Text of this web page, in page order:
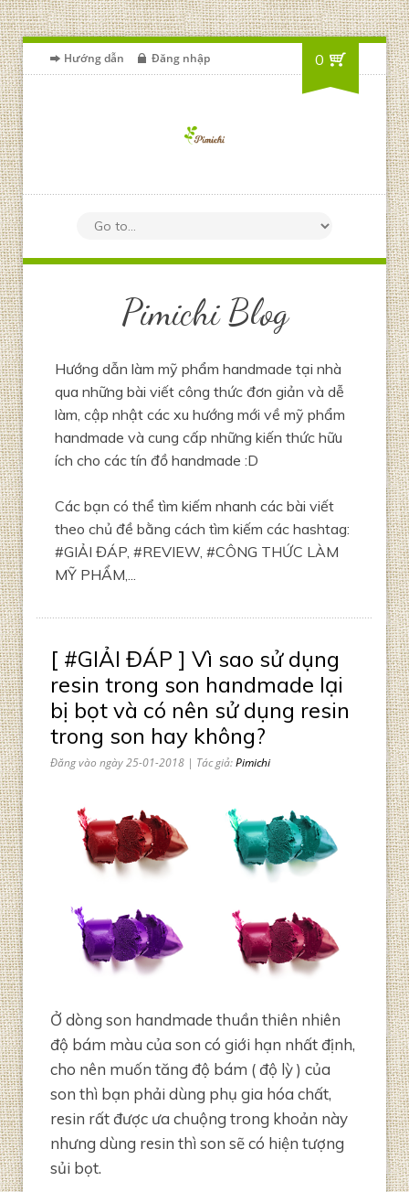
Hướng dẫn Đăng nhập 0
Pimichi Blog
Hướng dẫn làm mỹ phẩm handmade tại nhà
qua những bài viết công thức đơn giản và dễ
làm, cập nhật các xu hướng mới về mỹ phẩm
handmade và cung cấp những kiến thức hữu
ích cho các tín đồ handmade :D
Các bạn có thể tìm kiếm nhanh các bài viết
theo chủ đề bằng cách tìm kiếm các hashtag:
#GIẢI ĐÁP, #REVIEW, #CÔNG THỨC LÀM
MỸ PHẨM,...
[ #GIẢI ĐÁP ] Vì sao sử dụng
resin trong son handmade lại
bị bọt và có nên sử dụng resin
trong son hay không?
Đăng vào ngày 25-01-2018 | Tác giả:Pimichi
Ở dòng son handmade thuần thiên nhiên
độ bám màu của son có giới hạn nhất định,
cho nên muốn tăng độ bám ( độ lỳ ) của
son thì bạn phải dùng phụ gia hóa chất,
resin rất được ưa chuộng trong khoản này
nhưng dùng resin thì son sẽ có hiện tượng
sủi bọt.